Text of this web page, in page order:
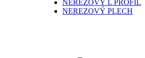
NEREZOVÝ L PROFIL
NEREZOVÝ PLECH